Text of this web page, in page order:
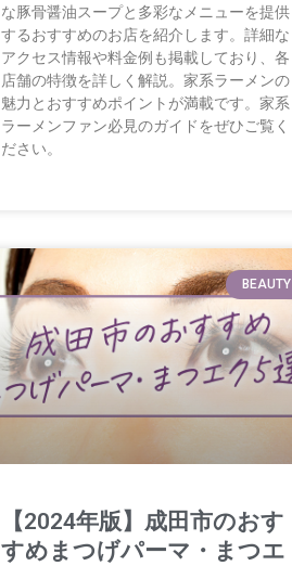
な豚骨醤油スープと多彩なメニューを提供
するおすすめのお店を紹介します。詳細な
アクセス情報や料金例も掲載しており、各
店舗の特徴を詳しく解説。家系ラーメンの
魅力とおすすめポイントが満載です。家系
ラーメンファン必見のガイドをぜひご覧く
ださい。
BEAUTY
【2024年版】成田市のおす
すめまつげパーマ・まつエ